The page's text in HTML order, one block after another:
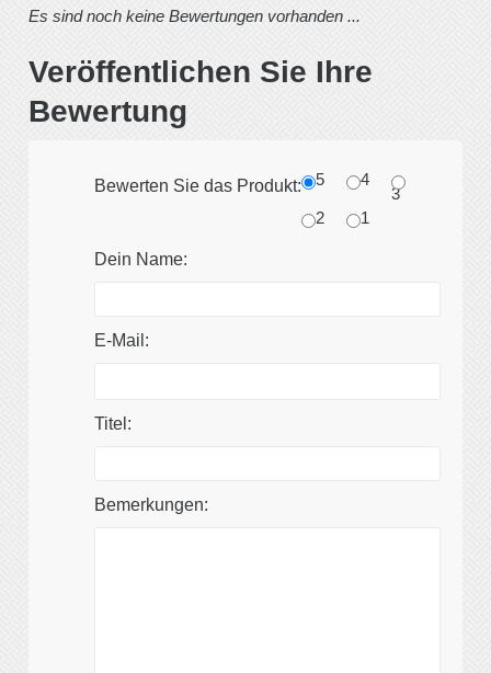
Es sind noch keine Bewertungen vorhanden ...
Veröffentlichen Sie Ihre
Bewertung
Bewerten Sie das Produkt: 5 4
3
2
1
Dein Name:
E-Mail:
Titel:
Bemerkungen: